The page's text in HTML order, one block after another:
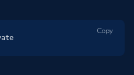
Copy